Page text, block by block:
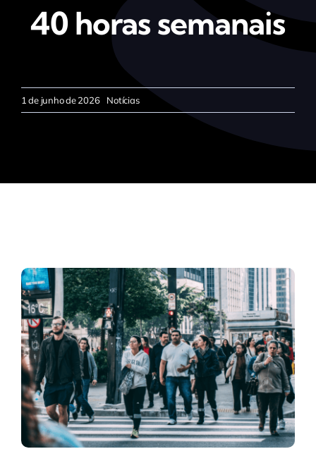
40 horas semanais
1 de junho de 2026 Notícias